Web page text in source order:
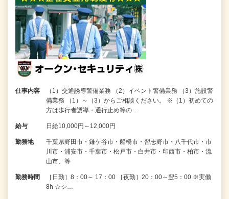
仕事内容
（1）交通誘導警備業務 （2）イベント警備業務 （3）施設警
備業務 （1）～（3）からご相談ください。 ※（1）初めての
方は歩行者誘導・通行止め等の…
給与 日給10,000円～12,000円
勤務地
千葉県野田市・鎌ケ谷市・船橋市・習志野市・八千代市・市
川市・浦安市・千葉市・松戸市・白井市・印西市・柏市・流
山市、等
勤務時間
［日勤］8：00～ 17：00 ［夜勤］20：00～翌5：00 ※実働
8h ☆シ…